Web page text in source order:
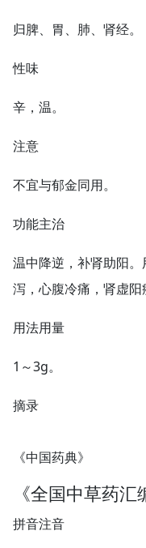
归脾、胃、肺、肾经。
性味
辛，温。
注意
不宜与郁金同用。
功能主治
温中降逆，补肾助阳
泻，心腹冷痛，肾虚阳
用法用量
1～3g。
摘录
《中国药典》
《全国中草药
拼音注音